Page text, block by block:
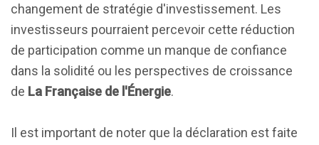
changement de stratégie d'investissement. Les
investisseurs pourraient percevoir cette réduction
de participation comme un manque de confiance
dans la solidité ou les perspectives de croissance
de La Française de l'Énergie.
Il est important de noter que la déclaration est faite